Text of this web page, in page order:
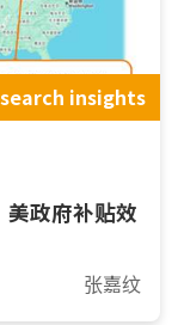
insights
政府补贴效
张嘉纹